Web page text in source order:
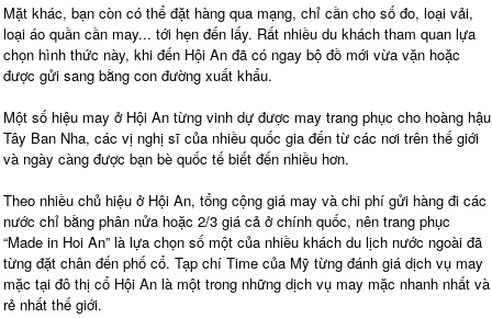
Mặt khác, bạn còn có thể đặt hàng qua mạng, chỉ cần cho số đo, loại vải,
loại áo quần cần may... tới hẹn đến lấy. Rất nhiều du khách tham quan lựa
chọn hình thức này, khi đến Hội An đã có ngay bộ đồ mới vừa vặn hoặc
được gửi sang bằng con đường xuất khẩu.
Một số hiệu may ở Hội An từng vinh dự được may trang phục cho hoàng hậu
Tây Ban Nha, các vị nghị sĩ của nhiều quốc gia đến từ các nơi trên thế giới
và ngày càng được bạn bè quốc tế biết đến nhiều hơn.
Theo nhiều chủ hiệu ở Hội An, tổng cộng giá may và chi phí gửi hàng đi các
nước chỉ bằng phân nửa hoặc 2/3 giá cả ở chính quốc, nên trang phục
“Made in Hoi An” là lựa chọn số một của nhiều khách du lịch nước ngoài đã
từng đặt chân đến phố cổ. Tạp chí Time của Mỹ từng đánh giá dịch vụ may
mặc tại đô thị cổ Hội An là một trong những dịch vụ may mặc nhanh nhất và
rẻ nhất thế giới.